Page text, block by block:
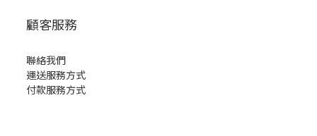
顧客服務
聯絡我們
運送服務方式
付款服務方式